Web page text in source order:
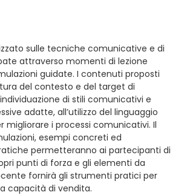
sulle tecniche comunicative e di
attraverso momenti di lezione
guidate. I contenuti proposti
del contesto e del target di
di stili comunicativi e
adatte, all’utilizzo del linguaggio
migliorare i processi comunicativi. Il
esempi concreti ed
permetteranno ai partecipanti di
punti di forza e gli elementi da
fornirà gli strumenti pratici per
capacità di vendita.